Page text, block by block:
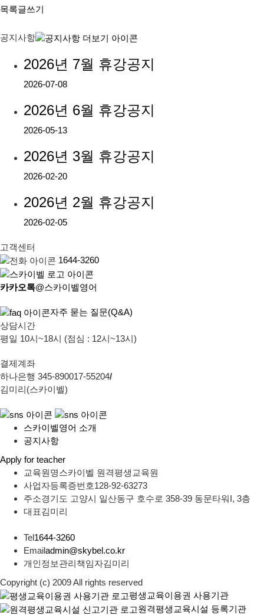
목록글쓰기
공지사항
2026년 7월 휴강공지
2026-07-08
2026년 6월 휴강공지
2026-05-13
2026년 3월 휴강공지
2026-02-20
2026년 2월 휴강공지
2026-02-05
고객센터
1644-3260
카카오톡@스카이벨영어
자주 묻는 질문(Q&A)
상담시간
평일 10시~18시 (점심 : 12시~13시)
결제계좌
하나은행 345-890017-55204/
김미리(스카이벨)
스카이벨영어 소개
공지사항
Apply for teacher
교육원명스카이벨 원격평생교육원
사업자등록증번호128-92-63273
주소경기도 고양시 일산동구 호수로 358-39 동문타워I, 3층
대표김미리
Tel1644-3260
Emailadmin@skybel.co.kr
개인정보관리책임자김미리
Copyright (c) 2009 All rights reserved
평생교육이용권 사용기관
원격평생교육시설 등록기관